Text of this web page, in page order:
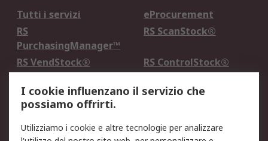
Tutti i servizi
eProcurement
RS
PurchasingManager™
RS ScanStock®
RS VendStock®
RS ControlStock®
Legale
Informativa Cookie
Informativa Privacy -
I cookie influenzano il servizio che
possiamo offrirti.
Utilizziamo i cookie e altre tecnologie per analizzare